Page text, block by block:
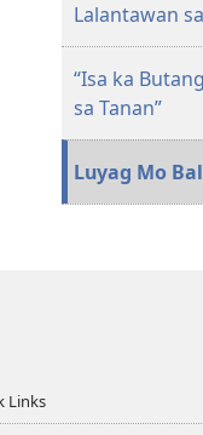
Lalantawan
“Isa ka
sa Tanan”
Luyag Mo
Links